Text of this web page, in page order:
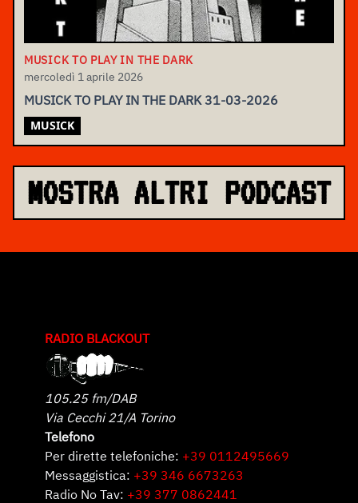
MUSICK TO PLAY IN THE DARK
mercoledì 1 aprile 2026
MUSICK TO PLAY IN THE DARK 31-03-2026
MUSICK
MOSTRA ALTRI PODCAST
RADIO BLACKOUT
105.25 fm/DAB
Via Cecchi 21/A Torino
Telefono
Per dirette telefoniche: +39 0112495669
Messaggistica: +39 346 6673263
Radio No Tav: +39 377 0862441